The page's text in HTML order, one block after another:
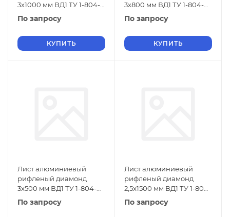
3х1000 мм ВД1 ТУ 1-804-
432-2006
По запросу
КУПИТЬ
3х800 мм ВД1 ТУ 1-804-
432-2006
По запросу
КУПИТЬ
Лист алюминиевый
рифленый диамонд
3х500 мм ВД1 ТУ 1-804-
432-2006
По запросу
Лист алюминиевый
рифленый диамонд
2,5х1500 мм ВД1 ТУ 1-804-
432-2006
По запросу